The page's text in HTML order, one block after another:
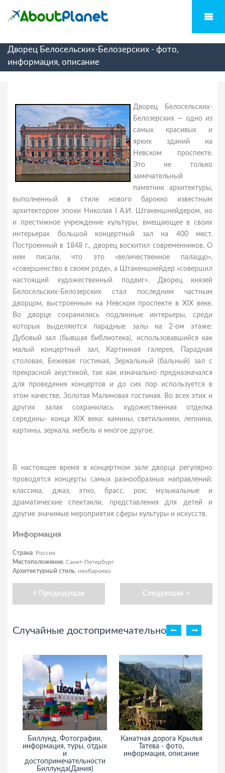
Дворец Белосельских-Белозерских - фото,
информация, описание
Дворец Белосельских-
Белозерских — одно из
самых красивых и
ярких зданий на
Невском проспекте.
Это не только
замечательный
памятник архитектуры,
выполненный в стиле нового барокко известным
архитектором эпохи Николая I А.И. Штакеншнейдером, но
и престижное учреждение культуры, вмещающее в своих
интерьерах большой концертный зал на 400 мест.
Построенный в 1848 г., дворец восхитил современников. О
нем писали, что это «величественное палаццо»,
«совершенство в своем роде», а Штакеншнейдер «совершил
настоящий художественный подвиг». Дворец князей
Белосельских-Белозерских стал последним частным
дворцом, выстроенным на Невском проспекте в XIX веке.
Во дворце сохранились подлинные интерьеры, среди
которых выделяются парадные залы на 2-ом этаже:
Дубовый зал (бывшая библиотека), использовавшийся как
малый концертный зал, Картинная галерея, Парадная
столовая, Бежевая гостиная, Зеркальный (бальный) зал с
прекрасной акустикой, так как изначально предназначался
для проведения концертов и до сих пор используется в
этом качестве, Золотая Малиновая гостиная. Во всех этих и
других залах сохранилась художественная отделка
середины- конца XIX века: камины, светильники, лепнина,
картины, зеркала, мебель и многое другое.
В настоящее время в концертном зале дворца регулярно
проводятся концерты самых разнообразных направлений:
классика, джаз, этно, брасс, рок; музыкальные и
драматические спектакли, представления для детей и
другие значимые мероприятия сферы культуры и искусств.
Информация
Страна: Россия
Местоположение: Санкт-Петербург
Архитектурный стиль: необарокко
Предыдущая Следующая
Случайные достопримечательности
Биллунд. Фотографии,
информация, туры, отдых
и
достопримечательности
Биллунда(Дания)
Канатная дорога Крылья
Татева - фото,
информация, описание